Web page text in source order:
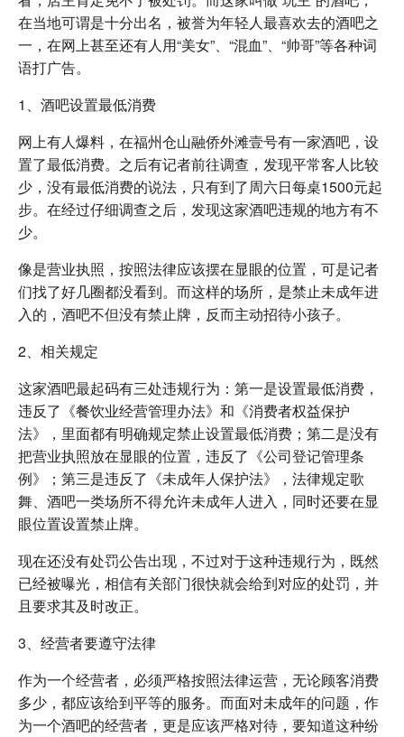
在当地可谓是十分出名，被誉为年轻人最喜欢去的酒吧之
一，在网上甚至还有人用“美女”、“混血”、“帅哥”等各种词
语打广告。
1、酒吧设置最低消费
网上有人爆料，在福州仓山融侨外滩壹号有一家酒吧，设
置了最低消费。之后有记者前往调查，发现平常客人比较
少，没有最低消费的说法，只有到了周六日每桌1500元起
步。在经过仔细调查之后，发现这家酒吧违规的地方有不
少。
像是营业执照，按照法律应该摆在显眼的位置，可是记者
们找了好几圈都没看到。而这样的场所，是禁止未成年进
入的，酒吧不但没有禁止牌，反而主动招待小孩子。
2、相关规定
这家酒吧最起码有三处违规行为：第一是设置最低消费，
违反了《餐饮业经营管理办法》和《消费者权益保护
法》，里面都有明确规定禁止设置最低消费；第二是没有
把营业执照放在显眼的位置，违反了《公司登记管理条
例》；第三是违反了《未成年人保护法》，法律规定歌
舞、酒吧一类场所不得允许未成年人进入，同时还要在显
眼位置设置禁止牌。
现在还没有处罚公告出现，不过对于这种违规行为，既然
已经被曝光，相信有关部门很快就会给到对应的处罚，并
且要求其及时改正。
3、经营者要遵守法律
作为一个经营者，必须严格按照法律运营，无论顾客消费
多少，都应该给到平等的服务。而面对未成年的问题，作
为一个酒吧的经营者，更是应该严格对待，要知道这种纷